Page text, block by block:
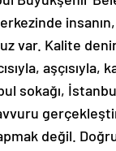
var. Kalite
sokağı,
değil.